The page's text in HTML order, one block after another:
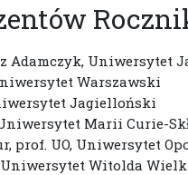
Adamczyk, Uniwersytet
Warszawski
Jagielloński
Marii Curie-
prof. UO, Uniwersytet
Uniwersytet Witolda